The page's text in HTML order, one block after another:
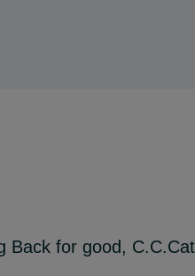
Back for good,